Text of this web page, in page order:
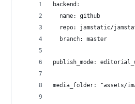
backend:
  name: github
repo: jamstatic/
  branch: master
publish_mode:
media_folder: "assets/